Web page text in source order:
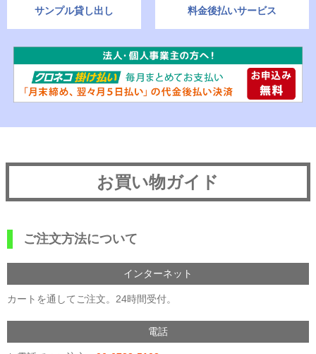
サンプル貸し出し 料金後払いサービス
お買い物ガイド
ご注文方法について
インターネット
カートを通してご注文。24時間受付。
電話